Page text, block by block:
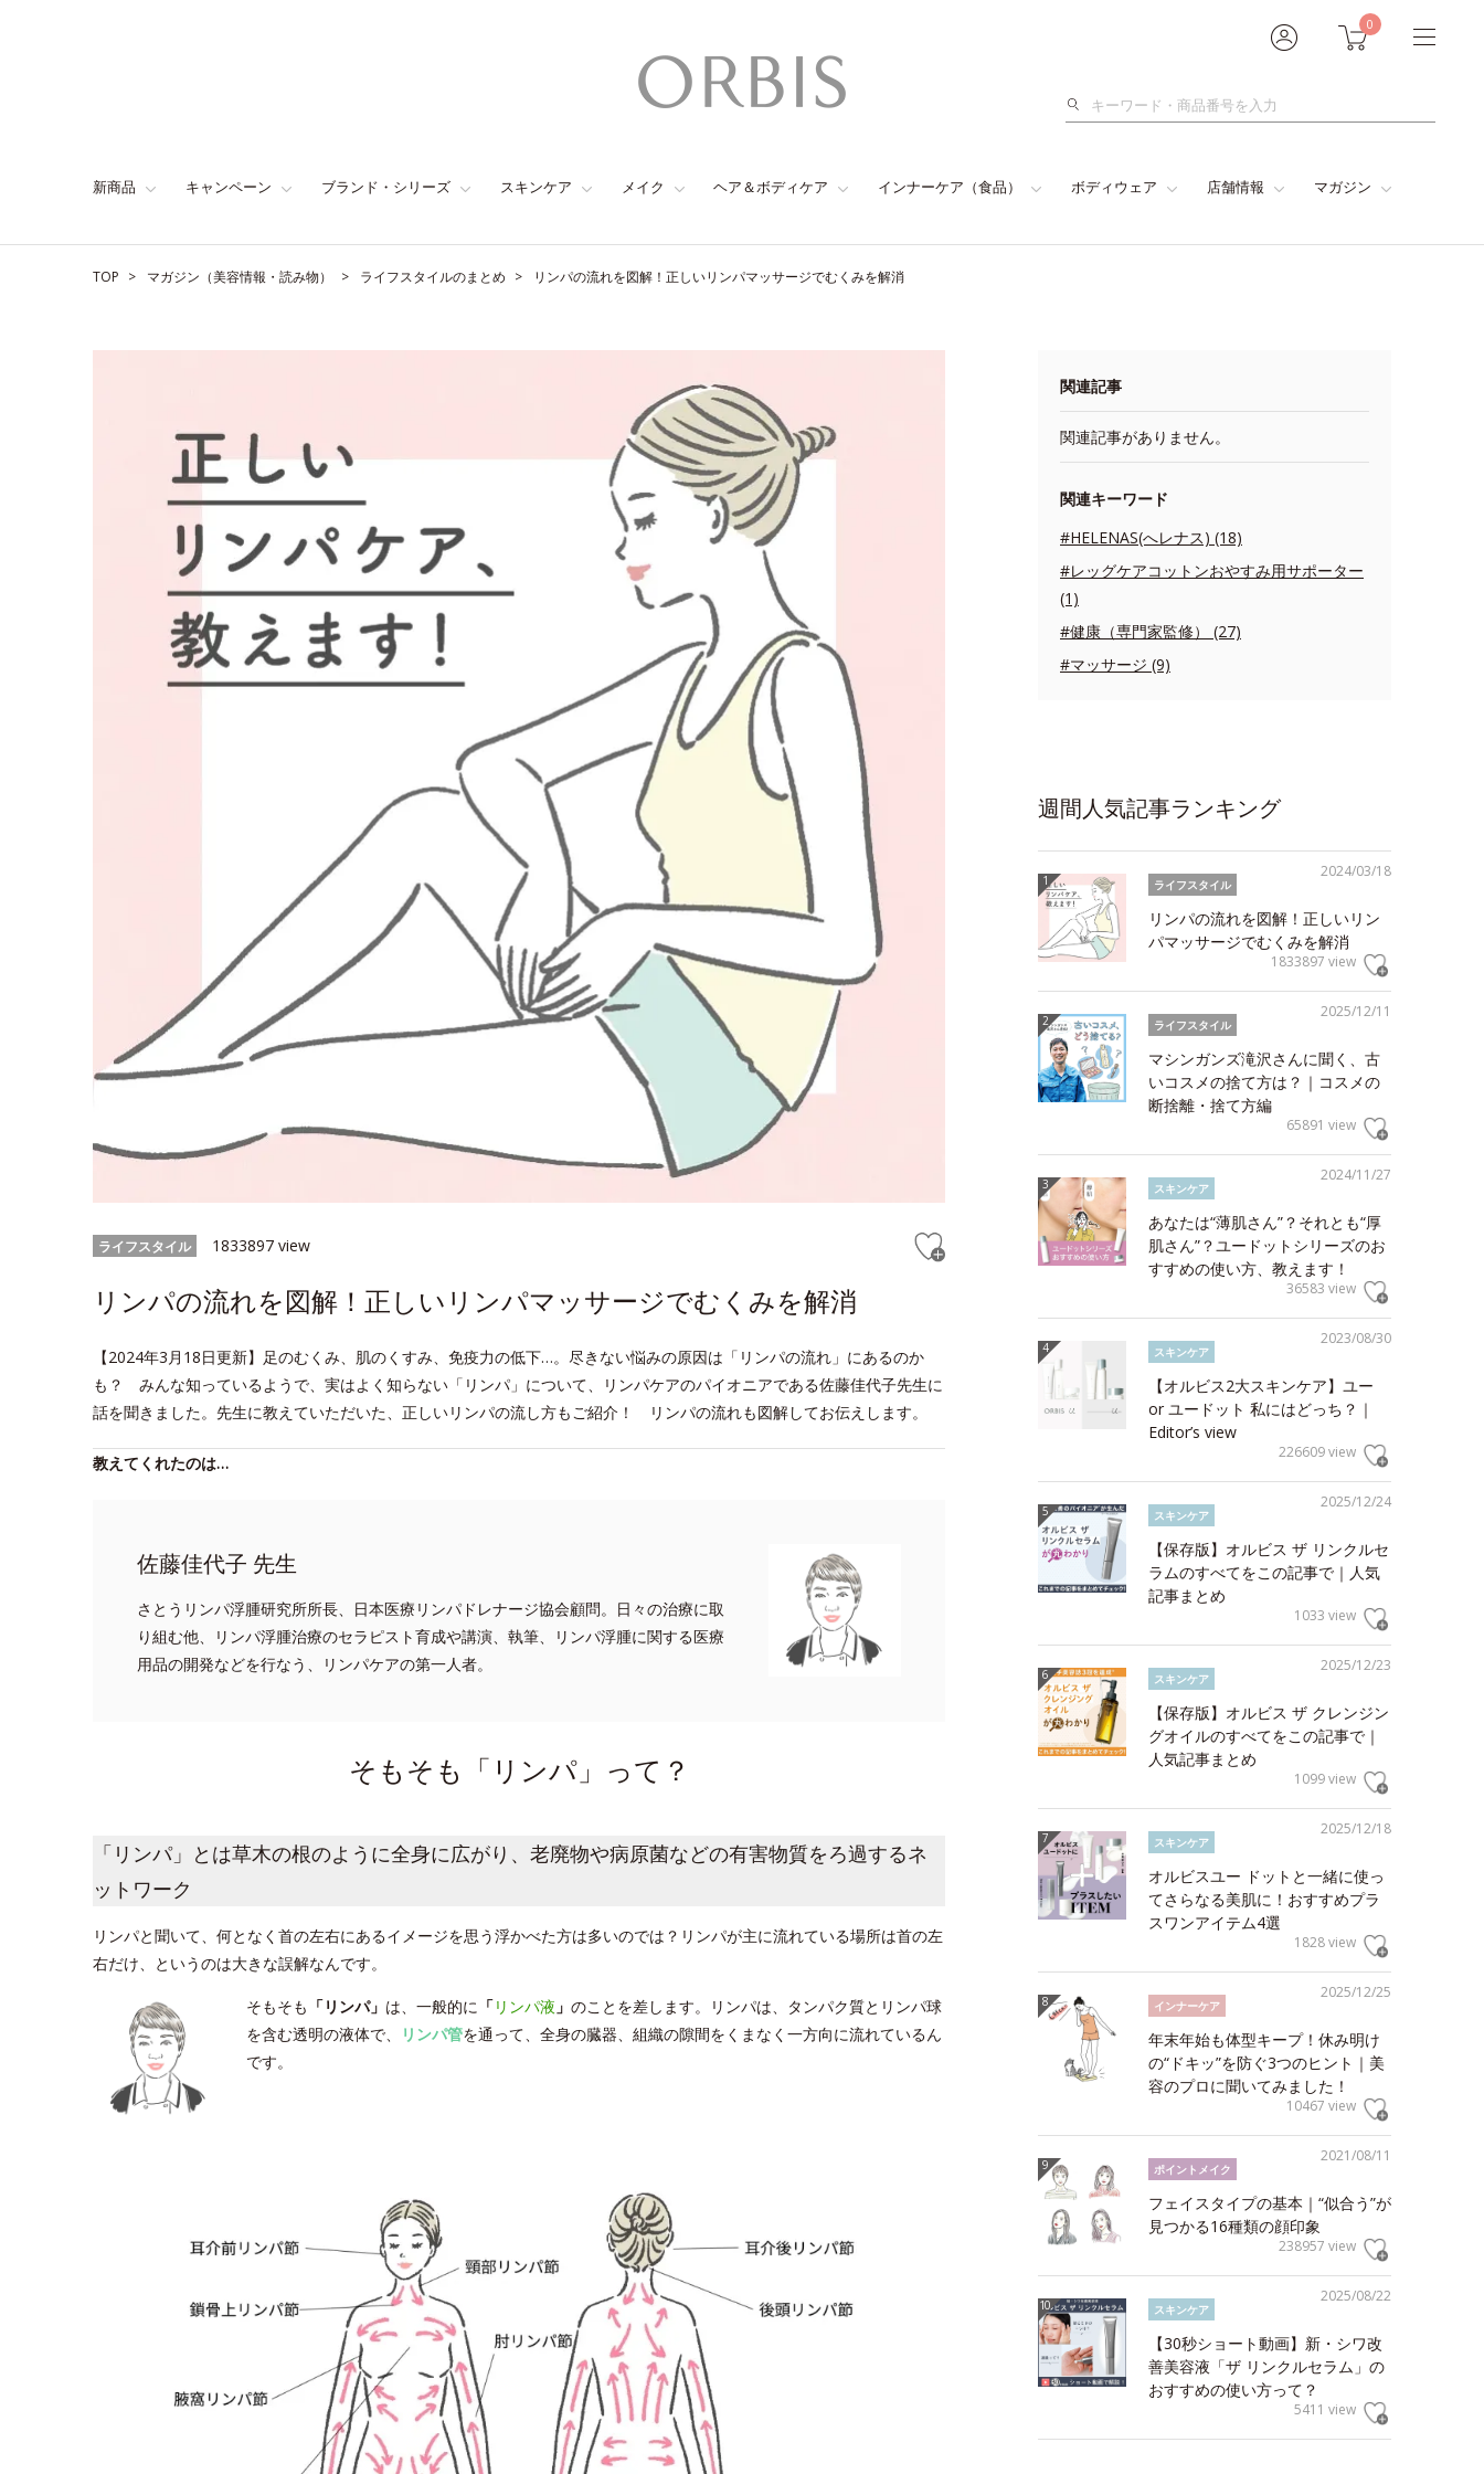
0
検
新商品 キャンペーン ブランド・シリーズ スキンケア メイク ヘア＆ボディケア インナーケア（食品） ボディウェア 店舗情報 マガジン
TOP マガジン（美容情報・読み物） ライフスタイルのまとめ リンパの流れを図解！正しいリンパマッサージでむくみを解消
ライフスタイル 1833897 view
リンパの流れを図解！正しいリンパマッサージでむくみを解消
【2024年3月18日更新】足のむくみ、肌のくすみ、免疫力の低下…。尽きない悩みの原因は「リンパの流れ」にあるのか
も？ みんな知っているようで、実はよく知らない「リンパ」について、リンパケアのパイオニアである佐藤佳代子先生に
話を聞きました。先生に教えていただいた、正しいリンパの流し方もご紹介！ リンパの流れも図解してお伝えします。
教えてくれたのは…
佐藤佳代子 先生
さとうリンパ浮腫研究所所長、日本医療リンパドレナージ協会顧問。日々の治療に取
り組む他、リンパ浮腫治療のセラピスト育成や講演、執筆、リンパ浮腫に関する医療
用品の開発などを行なう、リンパケアの第一人者。
そもそも「リンパ」って？
「リンパ」とは草木の根のように全身に広がり、老廃物や病原菌などの有害物質をろ過するネ
ットワーク
リンパと聞いて、何となく首の左右にあるイメージを思う浮かべた方は多いのでは？リンパが主に流れている場所は首の左
右だけ、というのは大きな誤解なんです。
そもそも 「リンパ」 は、一般的に 「リンパ液 」 のことを差します。リンパは、タンパク質とリンパ球
を含む透明の液体で、
リンパ管を通って、全身の臓器、組織の隙間をくまなく一方向に流れているん
です。
関連記事
関連記事がありません。
関連キーワード
#HELENAS(へレナス) (18)
#レッグケアコットンおやすみ用サポーター
(1)
#健康（専門家監修） (27)
#マッサージ (9)
週間人気記事ランキング
2024/03/18
ライフスタイル
リンパの流れを図解！正しいリン
パマッサージでむくみを解消
1833897 view
2025/12/11
ライフスタイル
マシンガンズ滝沢さんに聞く、古
いコスメの捨て方は？｜コスメの
断捨離・捨て方編
65891 view
2024/11/27
スキンケア
あなたは“薄肌さん”？それとも“厚
肌さん”？ユードットシリーズのお
すすめの使い方、教えます！
36583 view
2023/08/30
スキンケア
【オルビス2大スキンケア】ユー
or ユードット 私にはどっち？｜
Editor’s view
226609 view
2025/12/24
スキンケア
【保存版】オルビス ザ リンクルセ
ラムのすべてをこの記事で｜人気
記事まとめ
1033 view
2025/12/23
スキンケア
【保存版】オルビス ザ クレンジン
グオイルのすべてをこの記事で｜
人気記事まとめ
1099 view
2025/12/18
スキンケア
オルビスユー ドットと一緒に使っ
てさらなる美肌に！おすすめプラ
スワンアイテム4選
1828 view
2025/12/25
インナーケア
年末年始も体型キープ！休み明け
の“ドキッ”を防ぐ3つのヒント｜美
容のプロに聞いてみました！
10467 view
2021/08/11
ポイントメイク
フェイスタイプの基本｜“似合う”が
見つかる16種類の顔印象
238957 view
2025/08/22
スキンケア
【30秒ショート動画】新・シワ改
善美容液「ザ リンクルセラム」の
おすすめの使い方って？
5411 view